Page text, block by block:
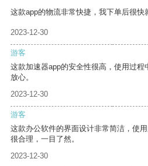
这款app的物流非常快捷，我下单后很快
2023-12-30
游客
这款加速器app的安全性很高，使用过
放心。
2023-12-30
游客
这款办公软件的界面设计非常简洁，使
很合理，一目了然。
2023-12-30